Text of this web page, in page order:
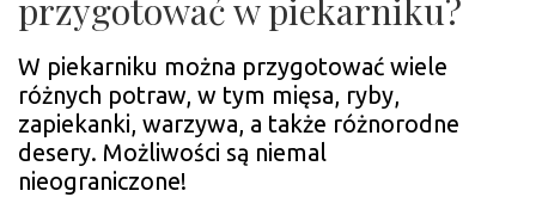
przygotować w piekarniku?
W piekarniku można przygotować wiele
różnych potraw, w tym mięsa, ryby,
zapiekanki, warzywa, a także różnorodne
desery. Możliwości są niemal
nieograniczone!